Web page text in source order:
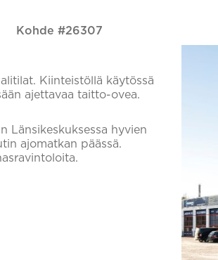
Kohde #26307
Kiinteistöllä käytössä
ajettavaa taitto-ovea.
Länsikeskuksessa hyvien
ajomatkan päässä.